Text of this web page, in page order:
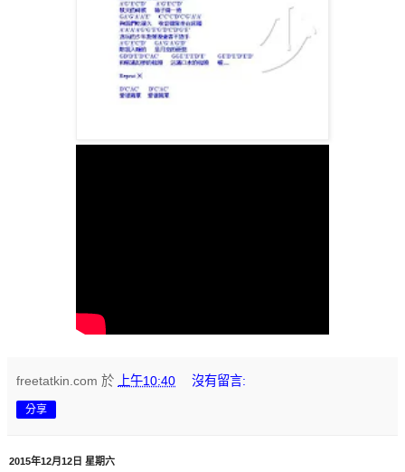
freetatkin.com 於 上午10:40 沒有留言:
分享
2015年12月12日 星期六